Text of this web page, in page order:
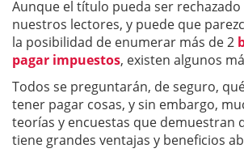
Aunque el título pueda ser
nuestros lectores, y puede que
la posibilidad de enumerar más de 2
pagar impuestos, existen algunos
Todos se preguntarán, de seguro,
tener pagar cosas, y sin embargo,
teorías y encuestas que demuestran
tiene grandes ventajas y beneficios